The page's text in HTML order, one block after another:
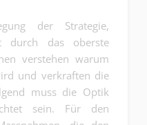
der Strategie,
durch das oberste
verstehen warum
und verkraften die
muss die Optik
sein. Für den